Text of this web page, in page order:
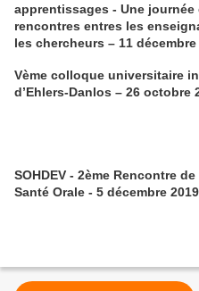
apprentissages - Une journée
rencontres entres les
les chercheurs – 11 décembre
Vème colloque universitaire
d’Ehlers-Danlos – 26 octobre
SOHDEV - 2ème Rencontre de
Santé Orale - 5 décembre 2019